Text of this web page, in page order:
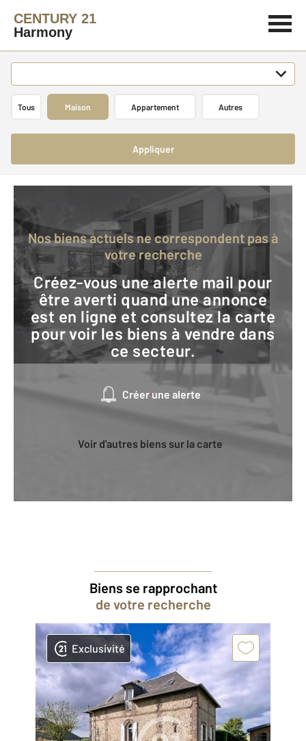
CENTURY 21
Harmony
Tous Maison Appartement Autres
Appliquer
Nos biens actuels ne correspondent pas à
votre recherche
Créez-vous une alerte mail pour
être averti quand une annonce
est en ligne et consultez la carte
pour voir les biens à vendre dans
ce secteur.
Créer une alerte
Voir d'autres biens sur la carte
Biens se rapprochant
de votre recherche
Exclusivité